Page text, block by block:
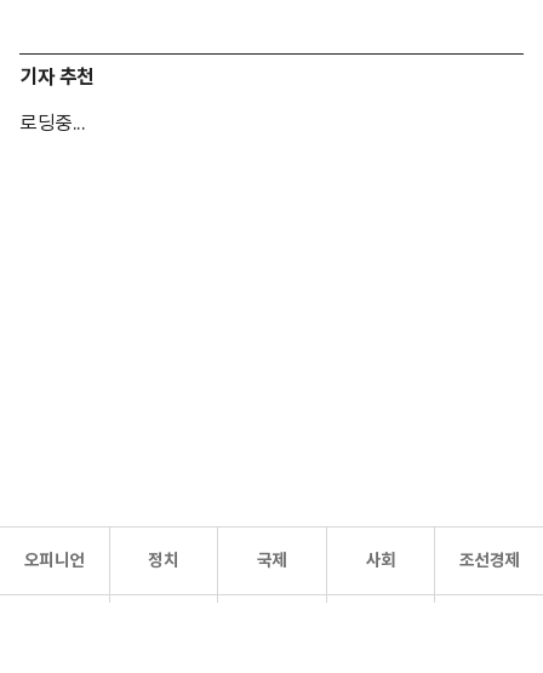
기자 추천
로딩중...
오피니언 정치 국제 사회 조선경제